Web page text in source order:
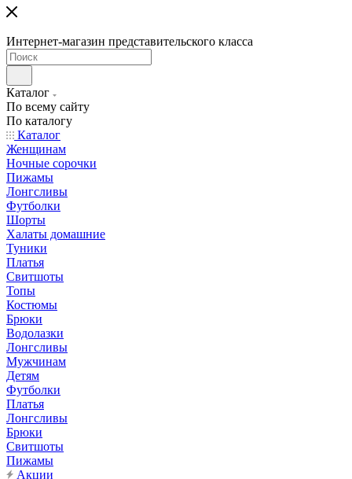
Интернет-магазин представительского класса
Каталог
По всему сайту
По каталогу
Каталог
Женщинам
Ночные сорочки
Пижамы
Лонгсливы
Футболки
Шорты
Халаты домашние
Туники
Платья
Свитшоты
Топы
Костюмы
Брюки
Водолазки
Лонгсливы
Мужчинам
Детям
Футболки
Платья
Лонгсливы
Брюки
Свитшоты
Пижамы
Акции